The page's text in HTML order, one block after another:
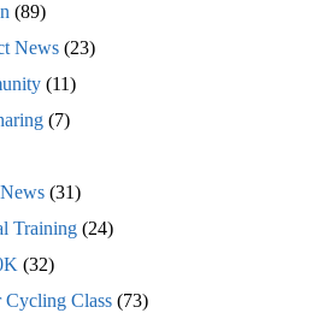
(89)
News(23)
(11)
(7)
(31)
Training(24)
(32)
Class(73)